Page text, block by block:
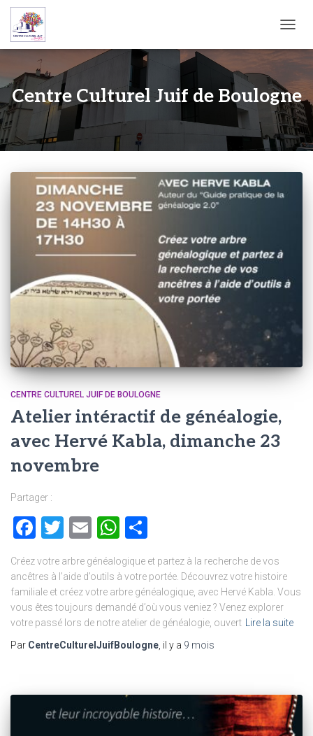
Centre Culturel Juif de Boulogne
CENTRE CULTUREL JUIF DE BOULOGNE
Atelier intéractif de généalogie,
avec Hervé Kabla, dimanche 23
novembre
Partager :
Facebook
Twitter
EmailWhatsApp
Créez votre arbre généalogique et partez à la recherche de vos
ancêtres à l’aide d’outils à votre portée. Découvrez votre histoire
familiale et créez votre arbre généalogique, avec Hervé Kabla. Vous
vous êtes toujours demandé d’où vous veniez ? Venez explorer
votre passé lors de notre atelier de généalogie, ouvert
Lire la suite
Par CentreCulturelJuifBoulogne , il y a 9 mois